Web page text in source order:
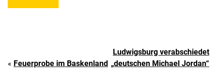
« Feuerprobe im Baskenland
Ludwigsburg verabschiedet
„deutschen Michael Jordan“